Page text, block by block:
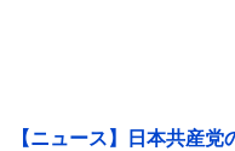
【ニュース】日本共産